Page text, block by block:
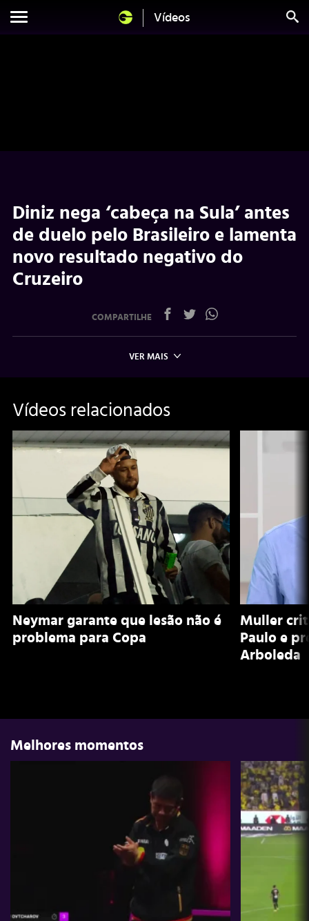
Vídeos
Diniz nega ‘cabeça na Sula’ antes
de duelo pelo Brasileiro e lamenta
novo resultado negativo do
Cruzeiro
COMPARTILHE
VER MAIS
Vídeos relacionados
Neymar garante que lesão não é
problema para Copa
Muller
Paulo e
Arboleda
Melhores momentos